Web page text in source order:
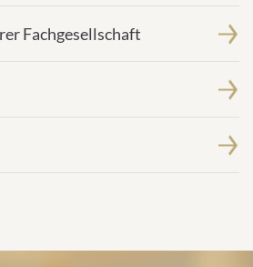
Fachgesellschaft